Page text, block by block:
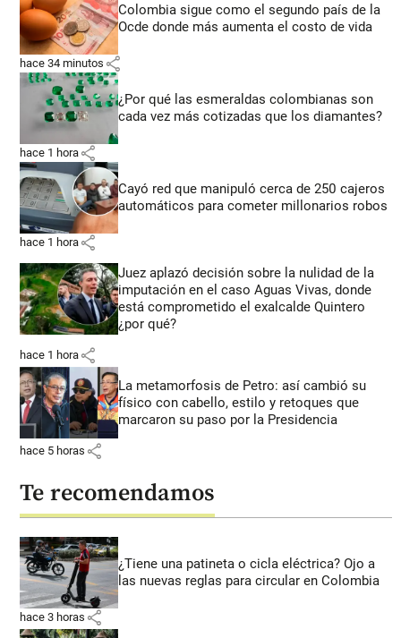
Colombia sigue como el segundo país de la
Ocde donde más aumenta el costo de vida
hace 34 minutos share
¿Por qué las esmeraldas colombianas son
cada vez más cotizadas que los diamantes?
hace 1 hora share
Cayó red que manipuló cerca de 250 cajeros
automáticos para cometer millonarios robos
hace 1 hora share
Juez aplazó decisión sobre la nulidad de la
imputación en el caso Aguas Vivas, donde
está comprometido el exalcalde Quintero
¿por qué?
hace 1 hora share
La metamorfosis de Petro: así cambió su
físico con cabello, estilo y retoques que
marcaron su paso por la Presidencia
hace 5 horas share
Te recomendamos
¿Tiene una patineta o cicla eléctrica? Ojo a
las nuevas reglas para circular en Colombia
hace 3 horas share